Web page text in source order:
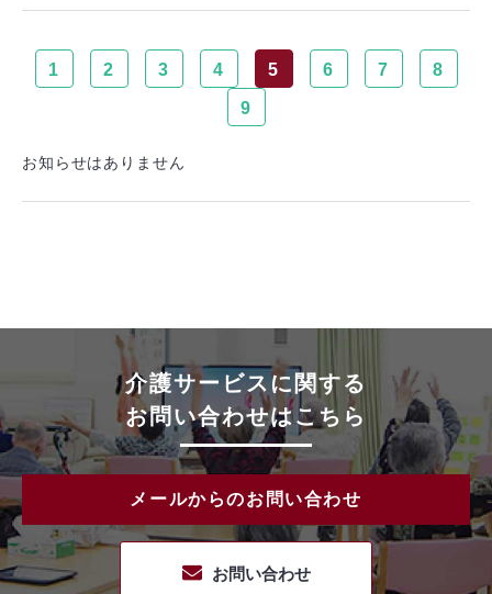
1 2 3 4 5 6 7 8
9
お知らせはありません
介護サービスに関する
お問い合わせはこちら
メールからのお問い合わせ
お問い合わせ